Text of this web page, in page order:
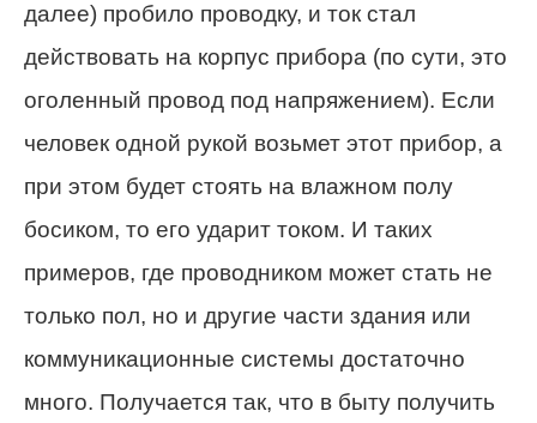
далее) пробило проводку, и ток стал
действовать на корпус прибора (по сути, это
оголенный провод под напряжением). Если
человек одной рукой возьмет этот прибор, а
при этом будет стоять на влажном полу
босиком, то его ударит током. И таких
примеров, где проводником может стать не
только пол, но и другие части здания или
коммуникационные системы достаточно
много. Получается так, что в быту получить